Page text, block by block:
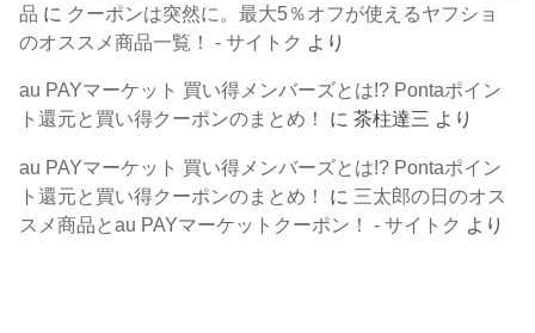
品 に クーポンは突然に。最大5％オフが使えるヤフショ
のオススメ商品一覧！ - サイトク より
au PAYマーケット 買い得メンバーズとは!? Pontaポイン
ト還元と買い得クーポンのまとめ！
に茶柱達三 より
au PAYマーケット 買い得メンバーズとは!? Pontaポイン
ト還元と買い得クーポンのまとめ！
に 三太郎の日のオス
スメ商品とau PAYマーケットクーポン！ - サイトク より